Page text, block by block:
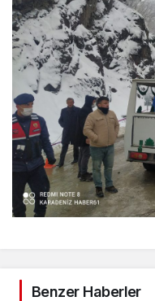
Benzer Haberler